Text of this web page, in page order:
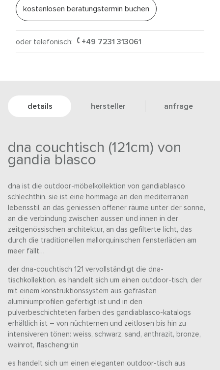
kostenlosen beratungstermin buchen
oder telefonisch: +49 7231 313061
details hersteller anfrage
dna couchtisch (121cm) von
gandia blasco
dna ist die outdoor-möbelkollektion von gandiablasco
schlechthin. sie ist eine hommage an den mediterranen
lebensstil, an das geniessen offener räume unter der sonne,
an die verbindung zwischen aussen und innen in der
zeitgenössischen architektur, an das gefilterte licht, das
durch die traditionellen mallorquinischen fensterläden am
meer fällt…
der dna-couchtisch 121 vervollständigt die dna-
tischkollektion. es handelt sich um einen outdoor-tisch, der
mit einem konstruktionssystem aus gefrästen
aluminiumprofilen gefertigt ist und in den
pulverbeschichteten farben des gandiablasco-katalogs
erhältlich ist – von nüchternen und zeitlosen bis hin zu
intensiveren tönen: weiss, schwarz, sand, anthrazit, bronze,
weinrot, flaschengrün
es handelt sich um einen eleganten outdoor-tisch aus